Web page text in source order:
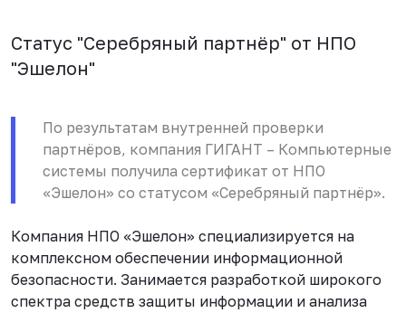
Статус "Серебряный партнёр" от НПО
"Эшелон"
По результатам внутренней проверки
партнёров, компания ГИГАНТ – Компьютерные
системы получила сертификат от НПО
«Эшелон» со статусом «Серебряный партнёр».
Компания НПО «Эшелон» специализируется на
комплексном обеспечении информационной
безопасности. Занимается разработкой широкого
спектра средств защиты информации и анализа